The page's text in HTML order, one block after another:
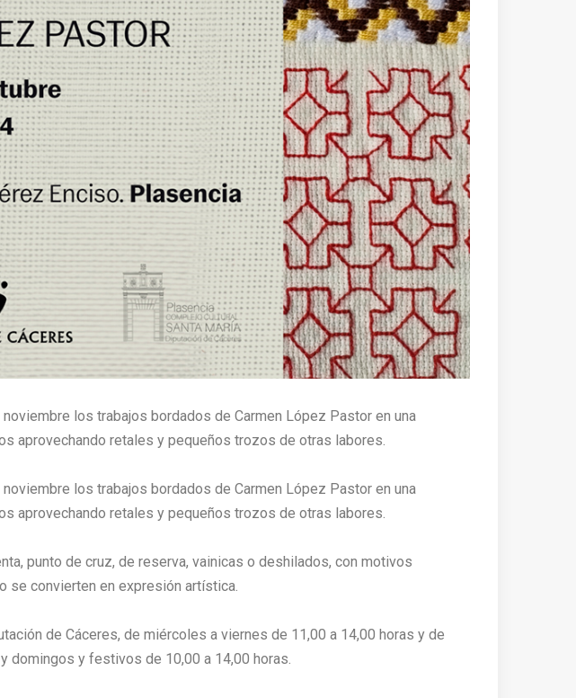
los trabajos bordados de Carmen López Pastor en una
aprovechando retales y pequeños trozos de otras labores.
los trabajos bordados de Carmen López Pastor en una
aprovechando retales y pequeños trozos de otras labores.
punto de cruz, de reserva, vainicas o deshilados, con motivos
se convierten en expresión artística.
de Cáceres, de miércoles a viernes de 11,00 a 14,00 horas y de
domingos y festivos de 10,00 a 14,00 horas.